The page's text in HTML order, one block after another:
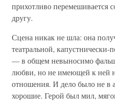
прихотливо перемешивается
другу.
Сцена никак не шла: она
театральной,
— в общем невыносимо
любви, но не имеющей к ней
отношения. И дело было не в
хорошие. Герой был мил,